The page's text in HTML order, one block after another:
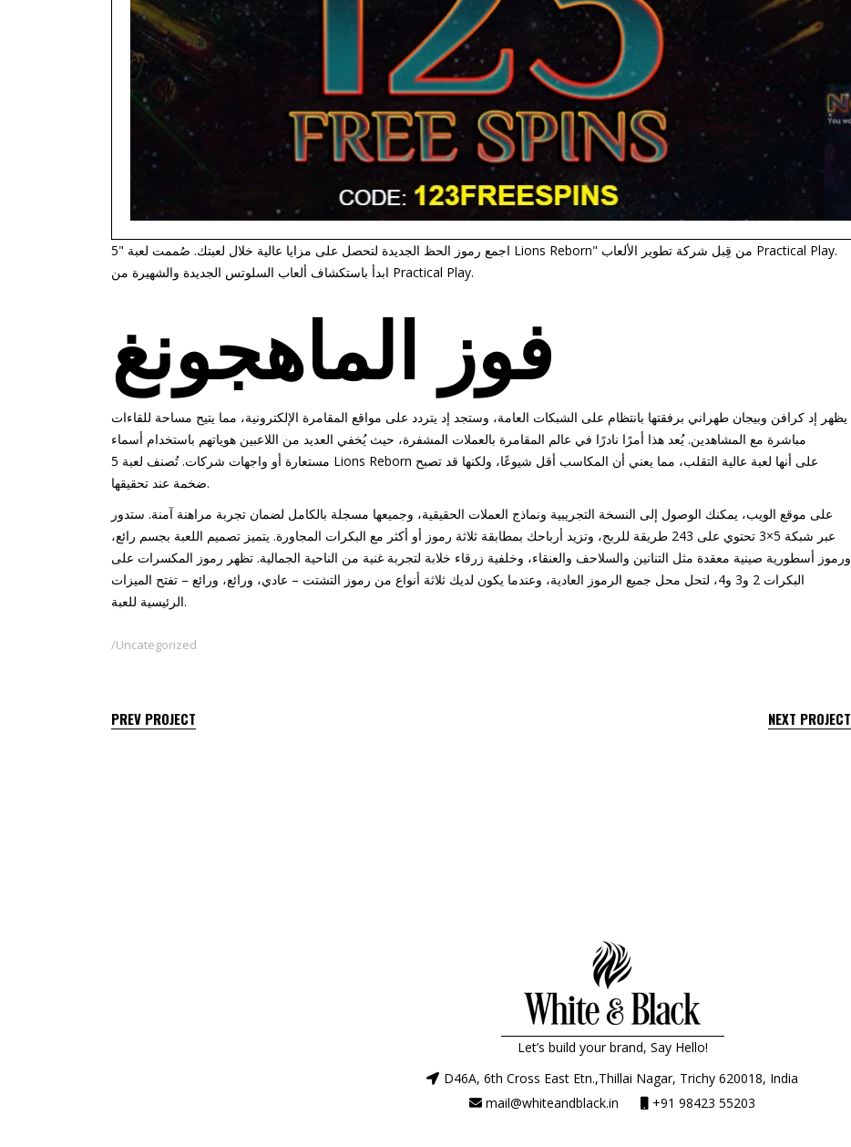
اجمع رموز الحظ الجديدة لتحصل على مزايا عالية خلال لعبتك. صُممت لعبة "5 Lions Reborn" من قِبل شركة تطوير الألعاب Practical Play.
ابدأ باستكشاف ألعاب السلوتس الجديدة والشهيرة من Practical Play.
فوز الماهجونغ
يظهر إد كرافن وبيجان طهراني برفقتها بانتظام على الشبكات العامة، وستجد إد يتردد على مواقع المقامرة الإلكترونية، مما يتيح مساحة للقاءات
مباشرة مع المشاهدين. يُعد هذا أمرًا نادرًا في عالم المقامرة بالعملات المشفرة، حيث يُخفي العديد من اللاعبين هوياتهم باستخدام أسماء
مستعارة أو واجهات شركات. تُصنف لعبة 5 Lions Reborn على أنها لعبة عالية التقلب، مما يعني أن المكاسب أقل شيوعًا، ولكنها قد تصبح
ضخمة عند تحقيقها.
على موقع الويب، يمكنك الوصول إلى النسخة التجريبية ونماذج العملات الحقيقية، وجميعها مسجلة بالكامل لضمان تجربة مراهنة آمنة. ستدور
عبر شبكة 5×3 تحتوي على 243 طريقة للربح، وتزيد أرباحك بمطابقة ثلاثة رموز أو أكثر مع البكرات المجاورة. يتميز تصميم اللعبة بجسم رائع،
ورموز أسطورية صينية معقدة مثل التنانين والسلاحف والعنقاء، وخلفية زرقاء خلابة لتجربة غنية من الناحية الجمالية. تظهر رموز المكسرات على
البكرات 2 و3 و4، لتحل محل جميع الرموز العادية، وعندما يكون لديك ثلاثة أنواع من رموز التشتت – عادي، ورائع، ورائع – تفتح الميزات
الرئيسية للعبة.
Uncategorized
PREV PROJECT NEXT PROJECT
Let’s build your brand, Say Hello!
D46A, 6th Cross East Etn.,Thillai Nagar, Trichy 620018, India
mail@whiteandblack.in
+91 98423 55203